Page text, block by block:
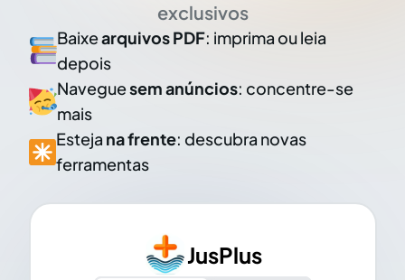
exclusivos
Baixearquivos PDF: imprima ou leia
depois
Naveguesem anúncios: concentre-se
mais
Esteja na frente: descubra novas
ferramentas
JusPlus